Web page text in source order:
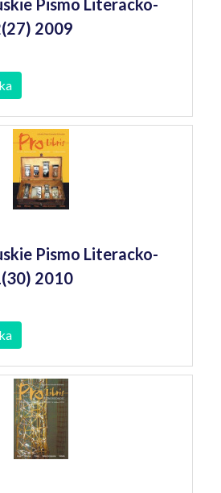
Pismo Literacko-
2009
Pismo Literacko-
2010